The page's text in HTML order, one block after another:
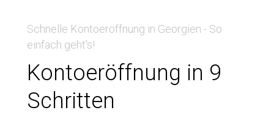
Schnelle Kontoeröffnung in Georgien - So
einfach geht's!
Kontoeröffnung in 9
Schritten